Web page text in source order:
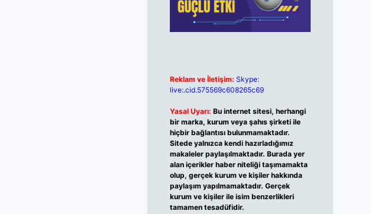
Reklam ve İletişim: Skype:
live:.cid.575569c608265c69
Yasal Uyarı: Bu internet sitesi, herhangi
bir marka, kurum veya şahıs şirketi ile
hiçbir bağlantısı bulunmamaktadır.
Sitede yalnızca kendi hazırladığımız
makaleler paylaşılmaktadır. Burada yer
alan içerikler haber niteliği taşımamakta
olup, gerçek kurum ve kişiler hakkında
paylaşım yapılmamaktadır. Gerçek
kurum ve kişiler ile isim benzerlikleri
tamamen tesadüfidir.